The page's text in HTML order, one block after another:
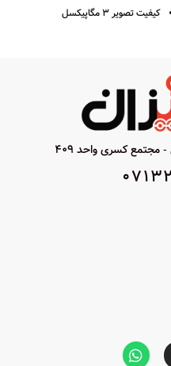
کیفیت تصویر 3 مگاپیکسل
دارای قابلیت دید در شب تا 30 متر
استاندارد IP66
2 سال گارانتی پارس ارتباط
کسری واحد 409